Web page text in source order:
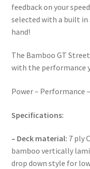
feedback on your
selected with a built
hand!
The Bamboo GT
with the performance
Power – Performance
Specifications:
– Deck material: 7 ply
bamboo vertically
drop down style for